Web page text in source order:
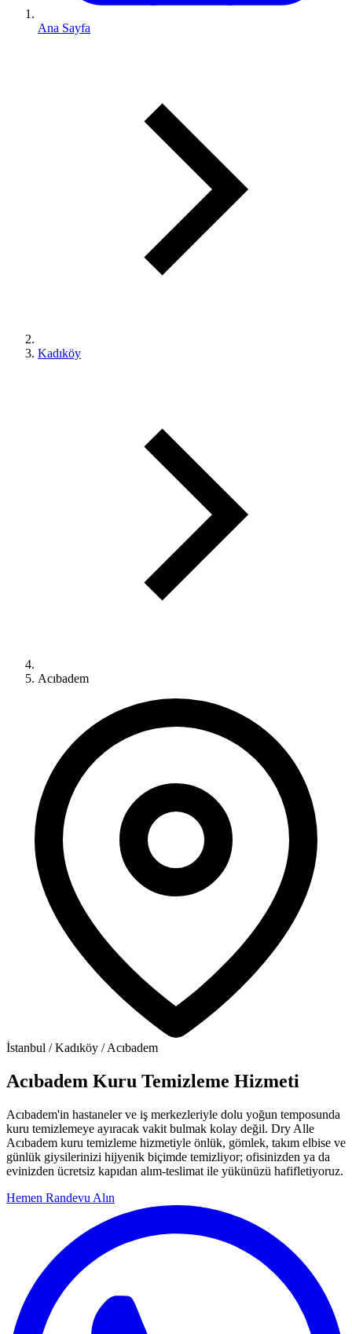
Ana Sayfa
Kadıköy
Acıbadem
İstanbul / Kadıköy / Acıbadem
Acıbadem Kuru Temizleme Hizmeti
Acıbadem'in hastaneler ve iş merkezleriyle dolu yoğun temposunda
kuru temizlemeye ayıracak vakit bulmak kolay değil. Dry Alle
Acıbadem kuru temizleme hizmetiyle önlük, gömlek, takım elbise ve
günlük giysilerinizi hijyenik biçimde temizliyor; ofisinizden ya da
evinizden ücretsiz kapıdan alım-teslimat ile yükünüzü hafifletiyoruz.
Hemen Randevu Alın